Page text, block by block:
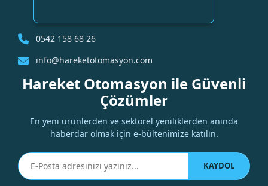
0542 158 68 26
info@hareketotomasyon.com
Hareket Otomasyon ile Güvenli
Çözümler
En yeni ürünlerden ve sektörel yeniliklerden anında
haberdar olmak için e-bültenimize katılın.
KAYDOL